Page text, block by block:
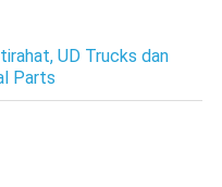
UD Trucks dan
Parts